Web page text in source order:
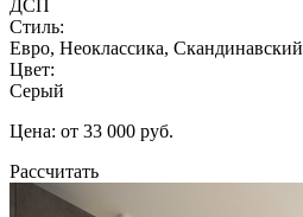
ДСП
Стиль:
Евро, Неоклассика, Скандинавский
Цвет:
Серый
Цена: от 33 000 руб.
Рассчитать